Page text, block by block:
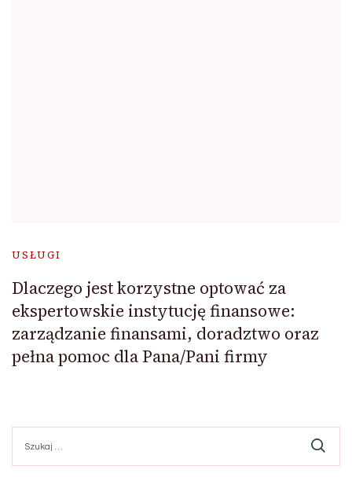
USŁUGI
Dlaczego jest korzystne optować za
ekspertowskie instytucję finansowe:
zarządzanie finansami, doradztwo oraz
pełna pomoc dla Pana/Pani firmy